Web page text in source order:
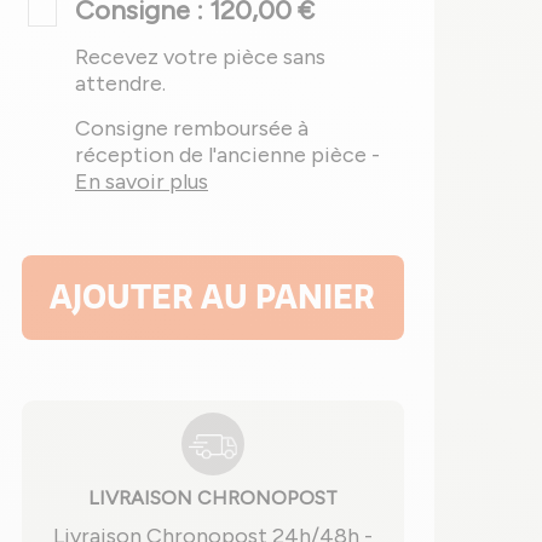
Consigne : 120,00 €
Recevez votre pièce sans
attendre.
Consigne remboursée à
réception de l'ancienne pièce -
En savoir plus
AJOUTER AU PANIER
LIVRAISON CHRONOPOST
Livraison Chronopost 24h/48h -